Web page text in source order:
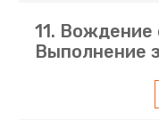
11. Вождение
Выполнение